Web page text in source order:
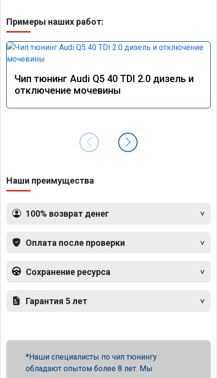
Примеры наших работ:
Чип тюнинг Audi Q5 40 TDI 2.0 дизель и
отключение мочевины
Наши преимущества
100% возврат денег
Оплата после проверки
Сохранение ресурса
Гарантия 5 лет
Наши специалисты по чип тюнингу
обладают опытом более 8 лет. Мы